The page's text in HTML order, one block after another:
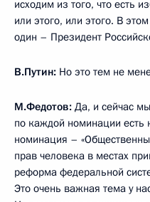
исходим из того, что есть
или этого, или этого. В
один – Президент
В.Путин: Но это тем не
М.Федотов: Да, и сейчас
по каждой номинации есть
номинация –
прав человека в местах
реформа федеральной
Это очень важная тема у